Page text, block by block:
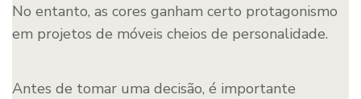
No entanto, as cores ganham certo protagonismo
em projetos de móveis cheios de personalidade.
Antes de tomar uma decisão, é importante